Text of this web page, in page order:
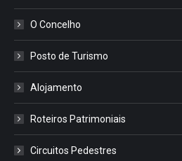
O Concelho
Posto de Turismo
Alojamento
Roteiros Patrimoniais
Circuitos Pedestres